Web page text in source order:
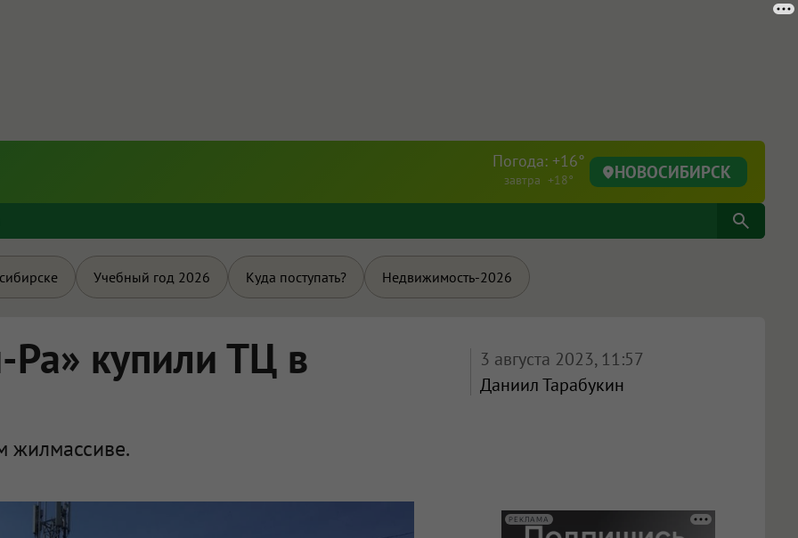
Погода: +16°
завтра +18° НОВОСИБИРСК
Учебный год 2026 Куда поступать? Недвижимость-2026
купили ТЦ в
жилмассиве.
3 августа 2023, 11:57
Даниил Тарабукин
РЕКЛАМА